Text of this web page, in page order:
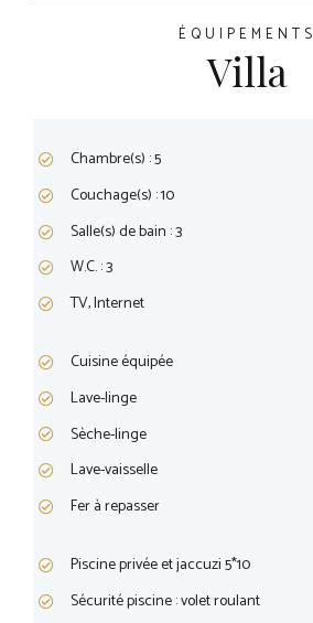
ÉQUIPEMENTS
Villa
Chambre(s) : 5
Couchage(s) : 10
Salle(s) de bain : 3
W.C. : 3
TV, Internet
Cuisine équipée
Lave-linge
Sèche-linge
Lave-vaisselle
Fer à repasser
Piscine privée et jaccuzi 5*10
Sécurité piscine : volet roulant